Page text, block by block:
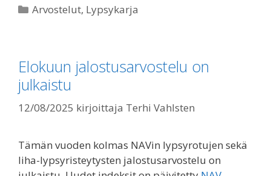
Kategoriat
Arvostelut, Lypsykarja
Elokuun jalostusarvostelu on
julkaistu
12/08/2025 kirjoittaja Terhi Vahlsten
Tämän vuoden kolmas NAVin lypsyrotujen sekä
liha-lypsyristeytysten jalostusarvostelu on